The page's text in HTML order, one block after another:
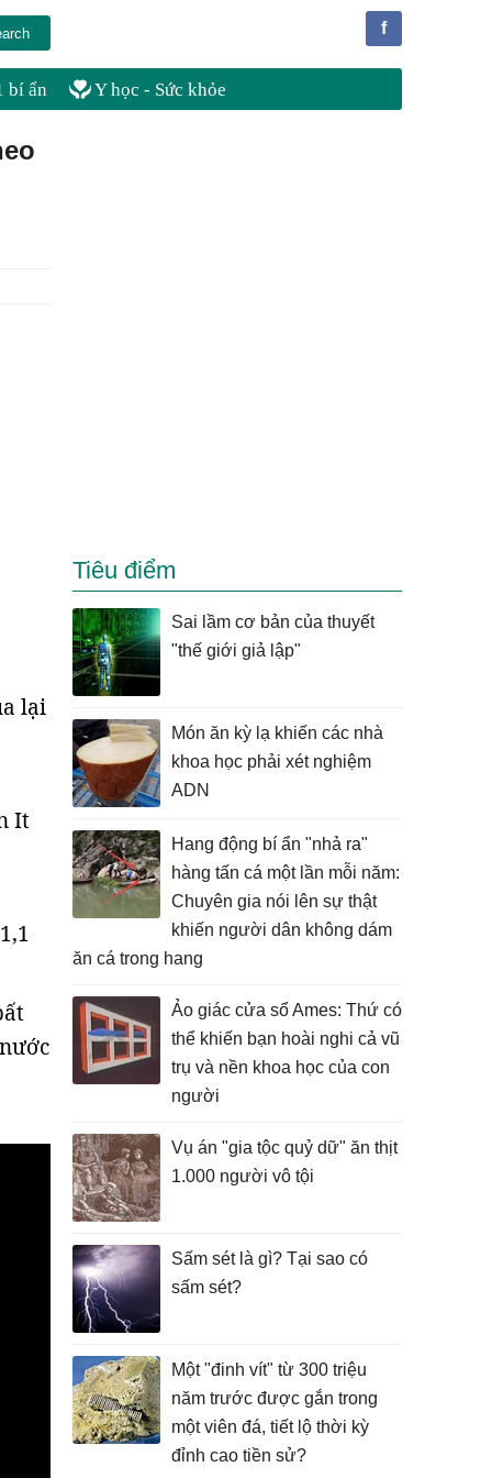
f
bí ẩn Y học - Sức khỏe
lại
It
Tiêu điểm
Sai lầm cơ bản của thuyết
"thế giới giả lập"
Món ăn kỳ lạ khiến các nhà
khoa học phải xét nghiệm
ADN
Hang động bí ẩn "nhả ra"
hàng tấn cá một lần mỗi năm:
Chuyên gia nói lên sự thật
khiến người dân không dám
ăn cá trong hang
Ảo giác cửa sổ Ames: Thứ có
thể khiến bạn hoài nghi cả vũ
trụ và nền khoa học của con
người
Vụ án "gia tộc quỷ dữ" ăn thịt
1.000 người vô tội
Sấm sét là gì? Tại sao có
sấm sét?
Một "đinh vít" từ 300 triệu
năm trước được gắn trong
một viên đá, tiết lộ thời kỳ
đỉnh cao tiền sử?